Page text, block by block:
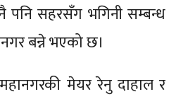
पनि सहरसँग भगिनी सम्बन्ध
बन्ने भएको छ।
मेयर रेनु दाहाल र